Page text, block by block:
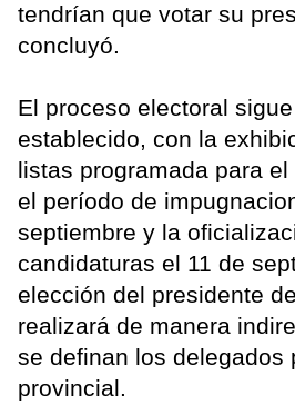
tendrían que votar su
concluyó.
El proceso electoral
establecido, con la
listas programada para
el período de
septiembre y la
candidaturas el 11 de
elección del presidente
realizará de manera
se definan los delegados
provincial.